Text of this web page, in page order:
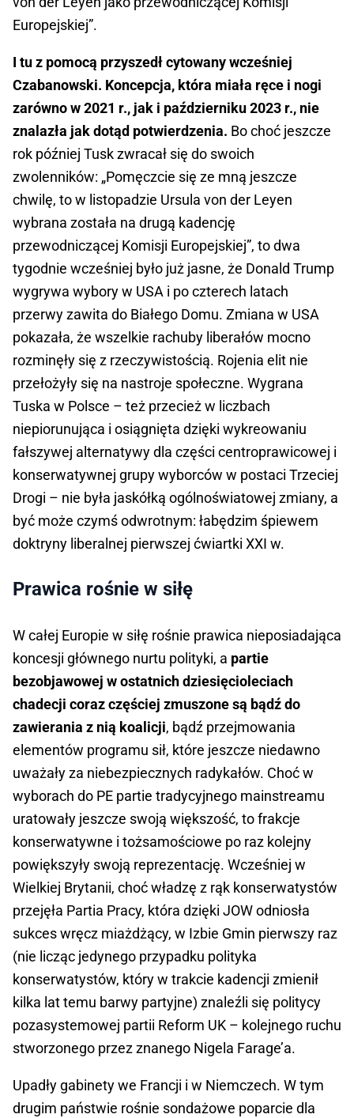
Europejskiej”.
I tu z pomocą przyszedł cytowany wcześniej
Czabanowski. Koncepcja, która miała ręce i nogi
zarówno w 2021 r., jak i październiku 2023 r., nie
znalazła jak dotąd potwierdzenia. Bo choć jeszcze
rok później Tusk zwracał się do swoich
zwolenników: „Pomęczcie się ze mną jeszcze
chwilę, to w listopadzie Ursula von der Leyen
wybrana została na drugą kadencję
przewodniczącej Komisji Europejskiej”, to dwa
tygodnie wcześniej było już jasne, że Donald Trump
wygrywa wybory w USA i po czterech latach
przerwy zawita do Białego Domu. Zmiana w USA
pokazała, że wszelkie rachuby liberałów mocno
rozminęły się z rzeczywistością. Rojenia elit nie
przełożyły się na nastroje społeczne. Wygrana
Tuska w Polsce – też przecież w liczbach
niepiorunująca i osiągnięta dzięki wykreowaniu
fałszywej alternatywy dla części centroprawicowej i
konserwatywnej grupy wyborców w postaci Trzeciej
Drogi – nie była jaskółką ogólnoświatowej zmiany, a
być może czymś odwrotnym: łabędzim śpiewem
doktryny liberalnej pierwszej ćwiartki XXI w.
Prawica rośnie w siłę
W całej Europie w siłę rośnie prawica nieposiadająca
koncesji głównego nurtu polityki, a partie
bezobjawowej w ostatnich dziesięcioleciach
chadecji coraz częściej zmuszone są bądź do
zawierania z nią koalicji, bądź przejmowania
elementów programu sił, które jeszcze niedawno
uważały za niebezpiecznych radykałów. Choć w
wyborach do PE partie tradycyjnego mainstreamu
uratowały jeszcze swoją większość, to frakcje
konserwatywne i tożsamościowe po raz kolejny
powiększyły swoją reprezentację. Wcześniej w
Wielkiej Brytanii, choć władzę z rąk konserwatystów
przejęła Partia Pracy, która dzięki JOW odniosła
sukces wręcz miażdżący, w Izbie Gmin pierwszy raz
(nie licząc jedynego przypadku polityka
konserwatystów, który w trakcie kadencji zmienił
kilka lat temu barwy partyjne) znaleźli się politycy
pozasystemowej partii Reform UK – kolejnego ruchu
stworzonego przez znanego Nigela Farage’a.
Upadły gabinety we Francji i w Niemczech. W tym
drugim państwie rośnie sondażowe poparcie dla